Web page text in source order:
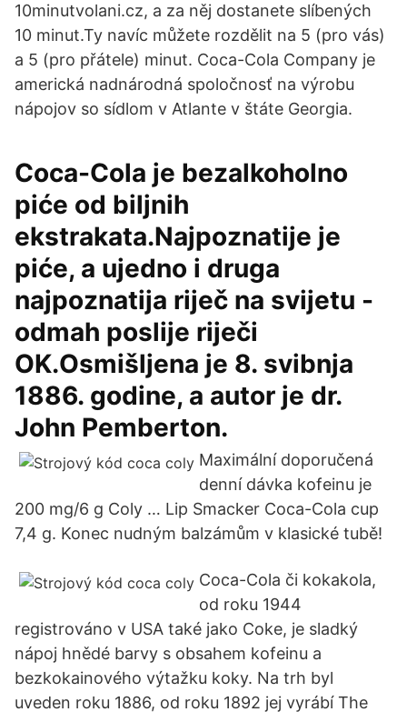
10minutvolani.cz, a za něj dostanete slíbených
10 minut.Ty navíc můžete rozdělit na 5 (pro vás)
a 5 (pro přátele) minut. Coca-Cola Company je
americká nadnárodná spoločnosť na výrobu
nápojov so sídlom v Atlante v štáte Georgia.
Coca-Cola je bezalkoholno
piće od biljnih
ekstrakata.Najpoznatije je
piće, a ujedno i druga
najpoznatija riječ na svijetu -
odmah poslije riječi
OK.Osmišljena je 8. svibnja
1886. godine, a autor je dr.
John Pemberton.
Maximální doporučená
denní dávka kofeinu je
200 mg/6 g Coly … Lip Smacker Coca-Cola cup
7,4 g. Konec nudným balzámům v klasické tubě!
Coca-Cola či kokakola,
od roku 1944
registrováno v USA také jako Coke, je sladký
nápoj hnědé barvy s obsahem kofeinu a
bezkokainového výtažku koky. Na trh byl
uveden roku 1886, od roku 1892 jej vyrábí The